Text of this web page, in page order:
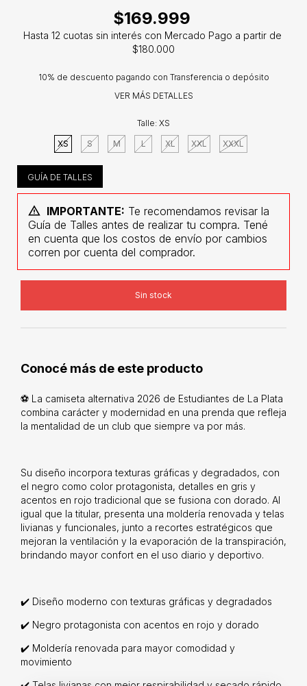
$169.999
10% de descuento pagando con Transferencia o depósito
VER MÁS DETALLES
Talle: XS
XS
S M L XL XXL XXXL
GUÍA DE TALLES
IMPORTANTE: Te recomendamos revisar la
Guía de Talles antes de realizar tu compra. Tené
en cuenta que los costos de envío por cambios
corren por cuenta del comprador.
Conocé más de este producto
⚽ La camiseta alternativa 2026 de Estudiantes de La Plata
combina carácter y modernidad en una prenda que refleja
la mentalidad de un club que siempre va por más.
Su diseño incorpora texturas gráficas y degradados, con
el negro como color protagonista, detalles en gris y
acentos en rojo tradicional que se fusiona con dorado. Al
igual que la titular, presenta una moldería renovada y telas
livianas y funcionales, junto a recortes estratégicos que
mejoran la ventilación y la evaporación de la transpiración,
brindando mayor confort en el uso diario y deportivo.
✔️ Diseño moderno con texturas gráficas y degradados
✔️ Negro protagonista con acentos en rojo y dorado
✔️ Moldería renovada para mayor comodidad y
movimiento